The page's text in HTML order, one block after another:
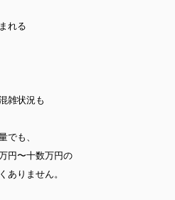
れる
雑状況も
でも、
円〜十数万円の
ありません。